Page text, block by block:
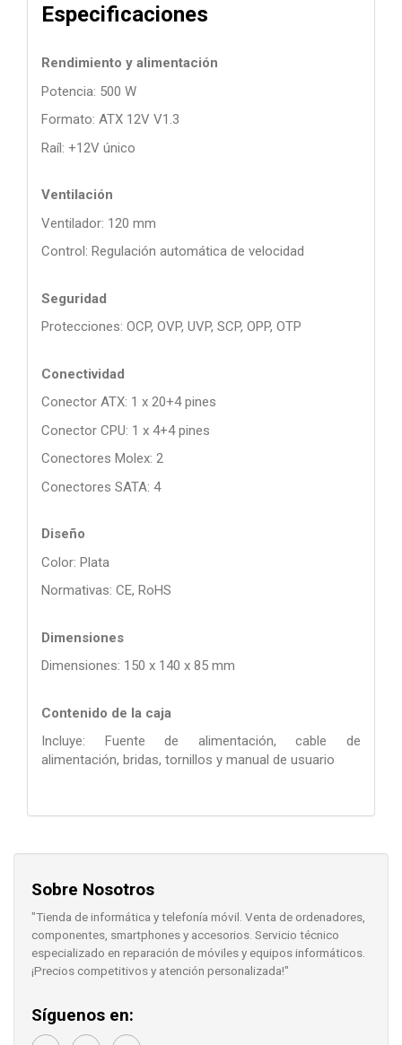
Especificaciones
Rendimiento y alimentación
Potencia: 500 W
Formato: ATX 12V V1.3
Raíl: +12V único
Ventilación
Ventilador: 120 mm
Control: Regulación automática de velocidad
Seguridad
Protecciones: OCP, OVP, UVP, SCP, OPP, OTP
Conectividad
Conector ATX: 1 x 20+4 pines
Conector CPU: 1 x 4+4 pines
Conectores Molex: 2
Conectores SATA: 4
Diseño
Color: Plata
Normativas: CE, RoHS
Dimensiones
Dimensiones: 150 x 140 x 85 mm
Contenido de la caja
Incluye: Fuente de alimentación, cable de
alimentación, bridas, tornillos y manual de usuario
Sobre Nosotros
"Tienda de informática y telefonía móvil. Venta de ordenadores,
componentes, smartphones y accesorios. Servicio técnico
especializado en reparación de móviles y equipos informáticos.
¡Precios competitivos y atención personalizada!"
Síguenos en: